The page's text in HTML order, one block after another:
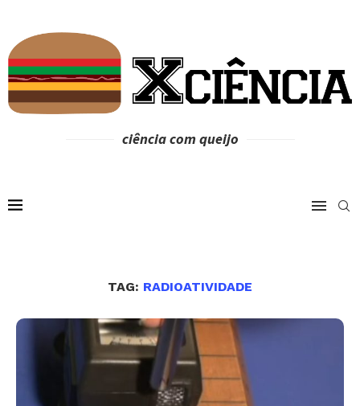
ciência com queijo
TAG: RADIOATIVIDADE